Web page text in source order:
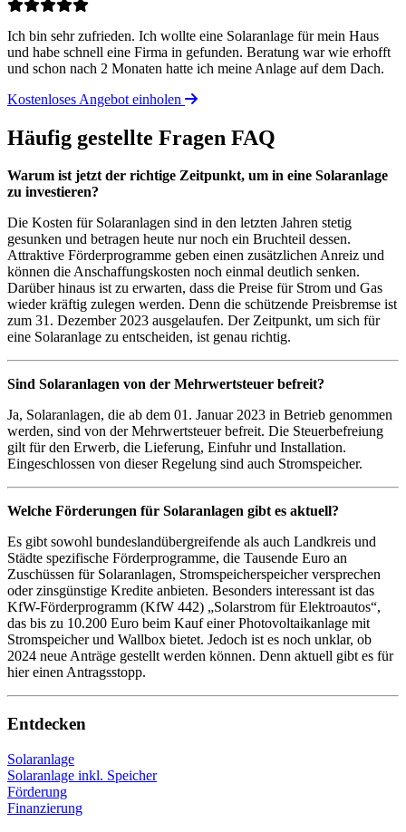
Ich bin sehr zufrieden. Ich wollte eine Solaranlage für mein Haus
und habe schnell eine Firma in gefunden. Beratung war wie erhofft
und schon nach 2 Monaten hatte ich meine Anlage auf dem Dach.
Kostenloses Angebot einholen
Häufig gestellte Fragen FAQ
Warum ist jetzt der richtige Zeitpunkt, um in eine Solaranlage
zu investieren?
Die Kosten für Solaranlagen sind in den letzten Jahren stetig
gesunken und betragen heute nur noch ein Bruchteil dessen.
Attraktive Förderprogramme geben einen zusätzlichen Anreiz und
können die Anschaffungskosten noch einmal deutlich senken.
Darüber hinaus ist zu erwarten, dass die Preise für Strom und Gas
wieder kräftig zulegen werden. Denn die schützende Preisbremse ist
zum 31. Dezember 2023 ausgelaufen. Der Zeitpunkt, um sich für
eine Solaranlage zu entscheiden, ist genau richtig.
Sind Solaranlagen von der Mehrwertsteuer befreit?
Ja, Solaranlagen, die ab dem 01. Januar 2023 in Betrieb genommen
werden, sind von der Mehrwertsteuer befreit. Die Steuerbefreiung
gilt für den Erwerb, die Lieferung, Einfuhr und Installation.
Eingeschlossen von dieser Regelung sind auch Stromspeicher.
Welche Förderungen für Solaranlagen gibt es aktuell?
Es gibt sowohl bundeslandübergreifende als auch Landkreis und
Städte spezifische Förderprogramme, die Tausende Euro an
Zuschüssen für Solaranlagen, Stromspeicherspeicher versprechen
oder zinsgünstige Kredite anbieten. Besonders interessant ist das
KfW-Förderprogramm (KfW 442) „Solarstrom für Elektroautos“,
das bis zu 10.200 Euro beim Kauf einer Photovoltaikanlage mit
Stromspeicher und Wallbox bietet. Jedoch ist es noch unklar, ob
2024 neue Anträge gestellt werden können. Denn aktuell gibt es für
hier einen Antragsstopp.
Entdecken
Solaranlage
Solaranlage inkl. Speicher
Förderung
Finanzierung